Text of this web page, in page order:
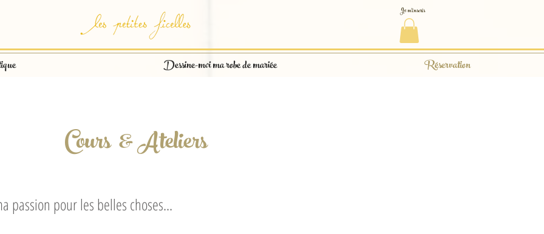
Je m'inscris
Dessine-moi ma robe de mariée Réservation
Cours & Ateliers
passion pour les belles choses...